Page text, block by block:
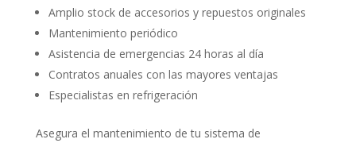
Amplio stock de accesorios y repuestos originales
Mantenimiento periódico
Asistencia de emergencias 24 horas al día
Contratos anuales con las mayores ventajas
Especialistas en refrigeración
Asegura el mantenimiento de tu sistema de